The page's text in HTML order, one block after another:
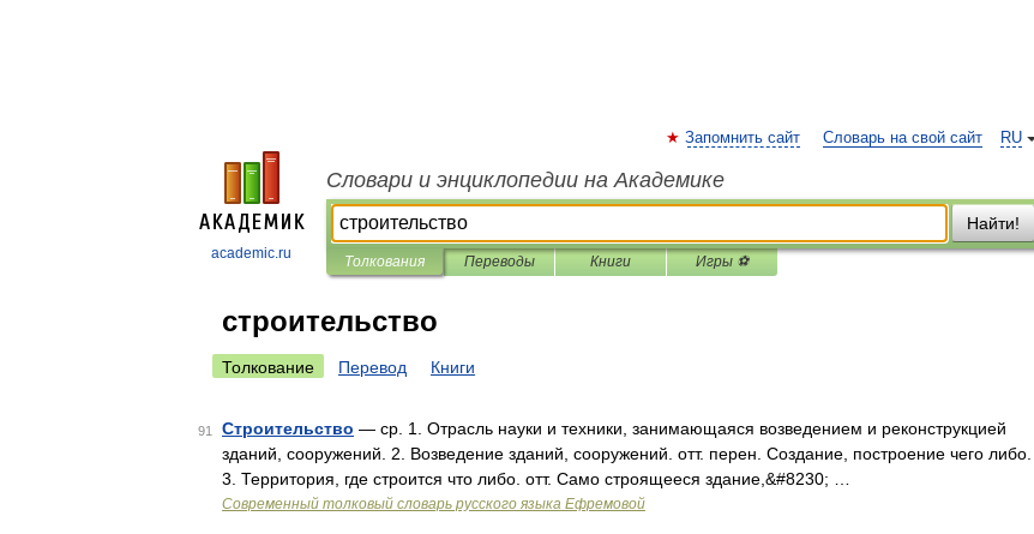
academic.ru
RU
Запомнить сайт Словарь на свой сайт
Словари и энциклопедии на Академике
Найти!
Толкования Переводы Книги Игры ⚽
строительство
Толкование Перевод Книги
91 Строительство — ср. 1. Отрасль науки и техники, занимающаяся возведением и реконструкцией
зданий, сооружений. 2. Возведение зданий, сооружений. отт. перен. Создание, построение чего либо.
3. Территория, где строится что либо. отт. Само строящееся здание,&#8230; …
Современный толковый словарь русского языка Ефремовой